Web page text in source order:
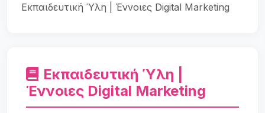
Εκπαιδευτική Ύλη | Έννοιες Digital Marketing
Εκπαιδευτική Ύλη |
Έννοιες Digital Marketing